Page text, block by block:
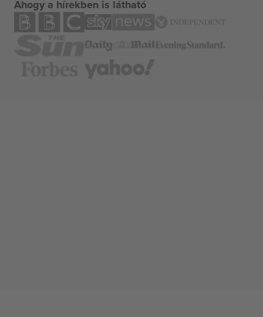
Ahogy a hírekben is látható